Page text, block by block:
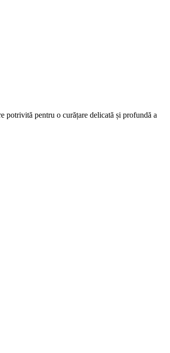
potrivită pentru o curățare delicată și profundă a